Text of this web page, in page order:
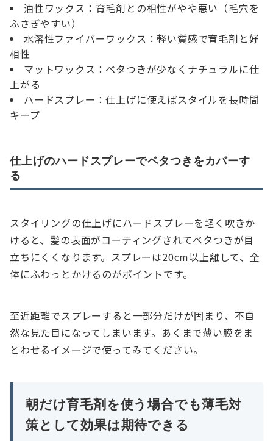
油性ワックス：育毛剤との相性がやや悪い（毛穴を
ふさぎやすい）
水溶性ファイバーワックス：軽い質感で育毛剤と好
相性
マットワックス：ベタつきが少なくナチュラルに仕
上がる
ハードスプレー：仕上げに使えばスタイルを長時間
キープ
仕上げのハードスプレーでベタつきをカバーす
る
スタイリングの仕上げにハードスプレーを軽く吹きか
けると、髪の表面がコーティングされてベタつきが目
立ちにくくなります。スプレーは20cm以上離して、全
体にふわっとかけるのがポイントです。
至近距離でスプレーすると一部分だけが固まり、不自
然な見た目になってしまいます。あくまで薄い膜をま
とわせるイメージで使ってみてください。
朝だけ育毛剤を使う場合でも薄毛対
策として効果は期待できる